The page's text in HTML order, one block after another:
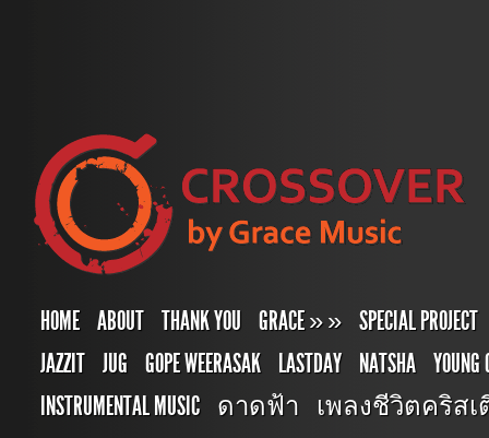
HOME ABOUT THANK YOU GRACE»» SPECIAL PROJECT
JAZZIT JUG GOPE WEERASAK LASTDAY NATSHA YOUNG
INSTRUMENTAL MUSIC ดาดฟ้า เพลงชีวิตคริสเตียน